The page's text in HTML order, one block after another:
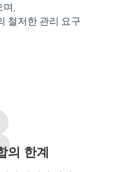
며,
철저한 관리 요구
의 한계